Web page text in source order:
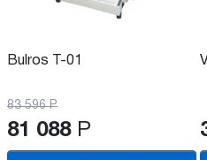
Bulros T-01
83 596 Р
81 088 Р